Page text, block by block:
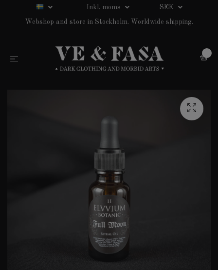
Inkl. moms SEK
Webshop and store in Stockholm. Worldwide shipping.